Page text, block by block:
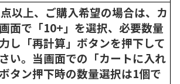
以上、ご購入希望の場合は、カ
面で「10+」を選択、必要数量
し「再計算」ボタンを押下して
い。当画面での「カートに入れ
タン押下時の数量選択は1個で